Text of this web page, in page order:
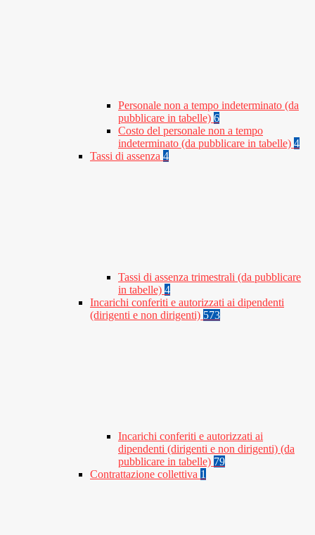
Personale non a tempo indeterminato (da
pubblicare in tabelle) 6
Costo del personale non a tempo
indeterminato (da pubblicare in tabelle) 4
Tassi di assenza 4
Tassi di assenza trimestrali (da pubblicare
in tabelle) 4
Incarichi conferiti e autorizzati ai dipendenti
(dirigenti e non dirigenti) 573
Incarichi conferiti e autorizzati ai
dipendenti (dirigenti e non dirigenti) (da
pubblicare in tabelle) 79
Contrattazione collettiva 1